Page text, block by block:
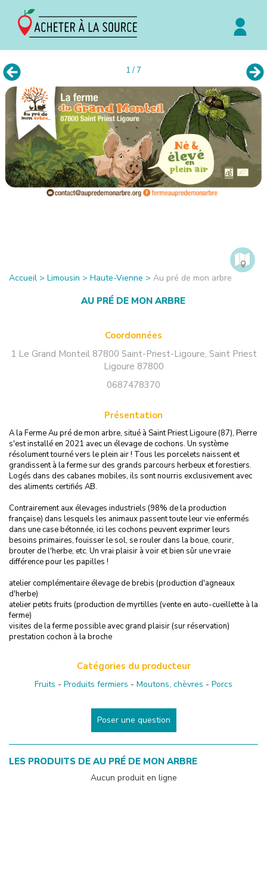
1 / 7
Accueil > Limousin > Haute-Vienne > Au pré de mon arbre
AU PRÉ DE MON ARBRE
Coordonnées
1 Le Grand Monteil 87800 Saint-Priest-Ligoure, Saint Priest
Ligoure 87800
0687478370
Présentation
A la Ferme Au pré de mon arbre, situé à Saint Priest Ligoure (87), Pierre
s'est installé en 2021 avec un élevage de cochons. Un système
résolument tourné vers le plein air ! Tous les porcelets naissent et
grandissent à la ferme sur des grands parcours herbeux et forestiers.
Logés dans des cabanes mobiles, ils sont nourris exclusivement avec
des aliments certifiés AB.
Contrairement aux élevages industriels (98% de la production
française) dans lesquels les animaux passent toute leur vie enfermés
dans une case bétonnée, ici les cochons peuvent exprimer leurs
besoins primaires, fouisser le sol, se rouler dans la boue, courir,
brouter de l'herbe, etc. Un vrai plaisir à voir et bien sûr une vraie
différence pour les papilles !
atelier complémentaire élevage de brebis (production d'agneaux
d'herbe)
atelier petits fruits (production de myrtilles (vente en auto-cueillette à la
ferme)
visites de la ferme possible avec grand plaisir (sur réservation)
prestation cochon à la broche
Catégories du producteur
Fruits - Produits fermiers - Moutons, chèvres - Porcs
Poser une question
LES PRODUITS DE AU PRÉ DE MON ARBRE
Aucun produit en ligne